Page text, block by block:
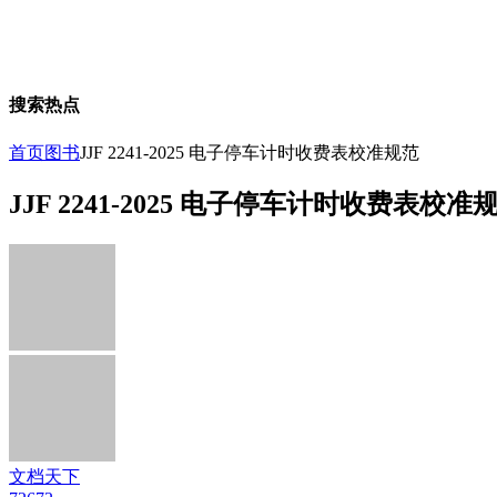
搜索热点
首页图书JJF 2241-2025 电子停车计时收费表校准规范
JJF 2241-2025 电子停车计时收费表校准
文档天下